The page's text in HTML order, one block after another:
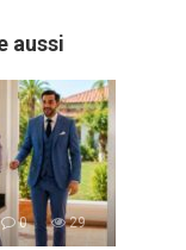
aussi
0 29